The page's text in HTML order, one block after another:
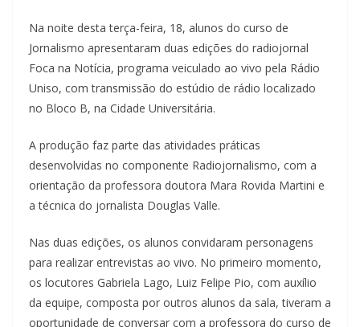
Na noite desta terça-feira, 18, alunos do curso de
Jornalismo apresentaram duas edições do radiojornal
Foca na Notícia, programa veiculado ao vivo pela Rádio
Uniso, com transmissão do estúdio de rádio localizado
no Bloco B, na Cidade Universitária.
A produção faz parte das atividades práticas
desenvolvidas no componente Radiojornalismo, com a
orientação da professora doutora Mara Rovida Martini e
a técnica do jornalista Douglas Valle.
Nas duas edições, os alunos convidaram personagens
para realizar entrevistas ao vivo. No primeiro momento,
os locutores Gabriela Lago, Luiz Felipe Pio, com auxílio
da equipe, composta por outros alunos da sala, tiveram a
oportunidade de conversar com a professora do curso de